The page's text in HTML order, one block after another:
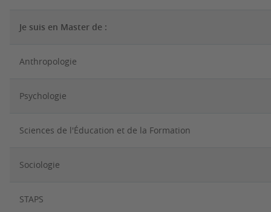
Je suis en Master de :
Anthropologie
Psychologie
Sciences de l'Éducation et de la Formation
Sociologie
STAPS